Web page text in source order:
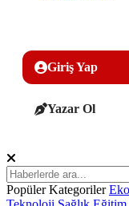
Giriş Yap
Yazar Ol
Popüler Kategoriler